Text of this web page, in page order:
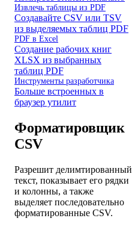
Извлечь таблицы из PDF
Создавайте CSV или TSV
из выделяемых таблиц PDF
PDF в Excel
Создание рабочих книг
XLSX из выбранных
таблиц PDF
Инструменты разработчика
Больше встроенных в
браузер утилит
Форматировщик
CSV
Разрешит делимтированный
текст, показывает его рядки
и колонны, а также
выделяет последовательно
форматированные CSV.